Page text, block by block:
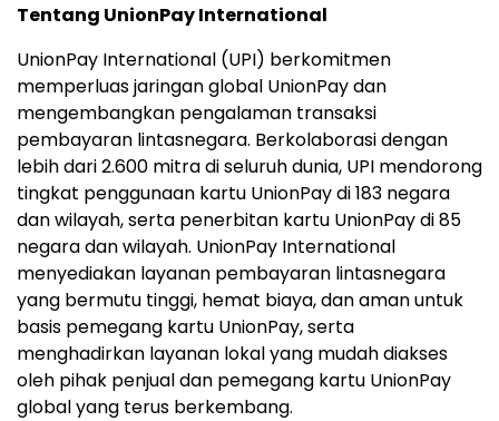
Tentang UnionPay International
UnionPay International (UPI) berkomitmen
memperluas jaringan global UnionPay dan
mengembangkan pengalaman transaksi
pembayaran lintasnegara. Berkolaborasi dengan
lebih dari 2.600 mitra di seluruh dunia, UPI mendorong
tingkat penggunaan kartu UnionPay di 183 negara
dan wilayah, serta penerbitan kartu UnionPay di 85
negara dan wilayah. UnionPay International
menyediakan layanan pembayaran lintasnegara
yang bermutu tinggi, hemat biaya, dan aman untuk
basis pemegang kartu UnionPay, serta
menghadirkan layanan lokal yang mudah diakses
oleh pihak penjual dan pemegang kartu UnionPay
global yang terus berkembang.